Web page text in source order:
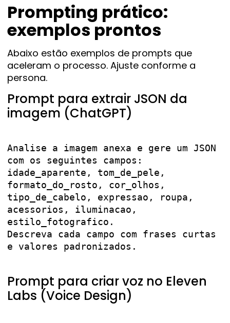
Prompting prático:
exemplos prontos
Abaixo estão exemplos de prompts que
aceleram o processo. Ajuste conforme a
persona.
Prompt para extrair JSON da
imagem (ChatGPT)
Analise a imagem anexa e gere um JSON
com os seguintes campos:
idade_aparente, tom_de_pele,
formato_do_rosto, cor_olhos,
tipo_de_cabelo, expressao, roupa,
acessorios, iluminacao,
estilo_fotografico.
Descreva cada campo com frases curtas
e valores padronizados.
Prompt para criar voz no Eleven
Labs (Voice Design)